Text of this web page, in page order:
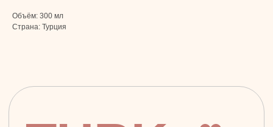
Объём: 300 мл
Страна: Турция
г. Москва, ул. Золотая, 11, Бизнес-центр